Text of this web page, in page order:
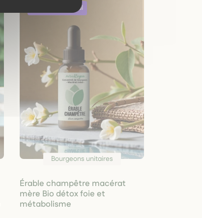
Bourgeons unitaires
Érable champêtre macérat
mère Bio détox foie et
métabolisme